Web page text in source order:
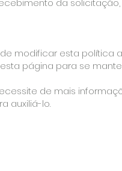
da
modificar esta política
página para se
de mais
auxiliá-lo.